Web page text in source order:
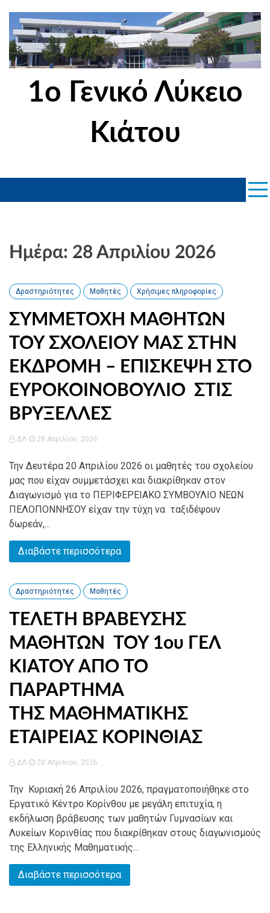
content
1ο Γενικό Λύκειο
Κιάτου
Ημέρα: 28 Απριλίου 2026
Δραστηριότητες Μαθητές Χρήσιμες πληροφορίες
ΣΥΜΜΕΤΟΧΗ ΜΑΘΗΤΩΝ
ΤΟΥ ΣΧΟΛΕΙΟΥ ΜΑΣ ΣΤΗΝ
ΕΚΔΡΟΜΗ – ΕΠΙΣΚΕΨΗ ΣΤΟ
ΕΥΡΟΚΟΙΝΟΒΟΥΛΙΟ ΣΤΙΣ
ΒΡΥΞΕΛΛΕΣ
ΔΛ 28 Απριλίου, 2026
Την Δευτέρα 20 Απριλίου 2026 οι μαθητές του σχολείου
μας που είχαν συμμετάσχει και διακρίθηκαν στον
Διαγωνισμό για το ΠΕΡΙΦΕΡΕΙΑΚΟ ΣΥΜΒΟΥΛΙΟ ΝΕΩΝ
ΠΕΛΟΠΟΝΝΗΣΟΥ είχαν την τύχη να ταξιδέψουν
δωρεάν,...
Διαβάστε περισσότερα
Δραστηριότητες Μαθητές
ΤΕΛΕΤΗ ΒΡΑΒΕΥΣΗΣ
ΜΑΘΗΤΩΝ ΤΟΥ 1ου ΓΕΛ
ΚΙΑΤΟΥ ΑΠΟ ΤΟ
ΠΑΡΑΡΤΗΜΑ
ΤΗΣ ΜΑΘΗΜΑΤΙΚΗΣ
ΕΤΑΙΡΕΙΑΣ ΚΟΡΙΝΘΙΑΣ
ΔΛ 28 Απριλίου, 2026
Την Κυριακή 26 Απριλίου 2026, πραγματοποιήθηκε στο
Εργατικό Κέντρο Κορίνθου με μεγάλη επιτυχία, η
εκδήλωση βράβευσης των μαθητών Γυμνασίων και
Λυκείων Κορινθίας που διακρίθηκαν στους διαγωνισμούς
της Ελληνικής Μαθηματικής...
Διαβάστε περισσότερα